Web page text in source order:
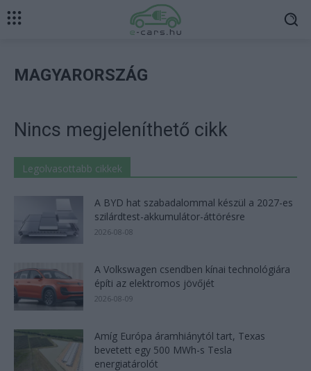
MAGYARORSZÁG
Nincs megjeleníthető cikk
Legolvasottabb cikkek
A BYD hat szabadalommal készül a 2027-es
szilárdtest-akkumulátor-áttörésre
2026-08-08
A Volkswagen csendben kínai technológiára
építi az elektromos jövőjét
2026-08-09
Amíg Európa áramhiánytól tart, Texas
bevetett egy 500 MWh-s Tesla
energiatárolót